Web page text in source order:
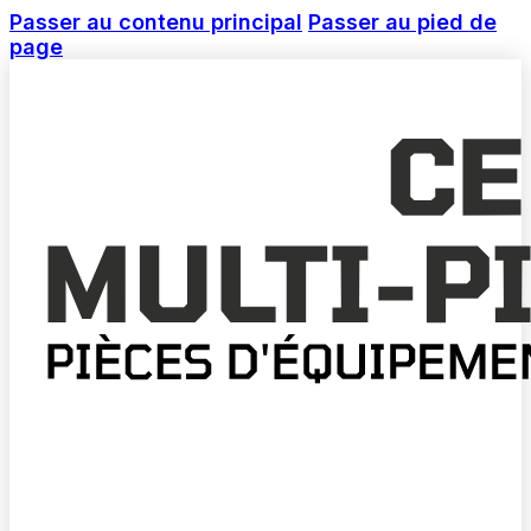
Passer au contenu principal Passer au pied de
page